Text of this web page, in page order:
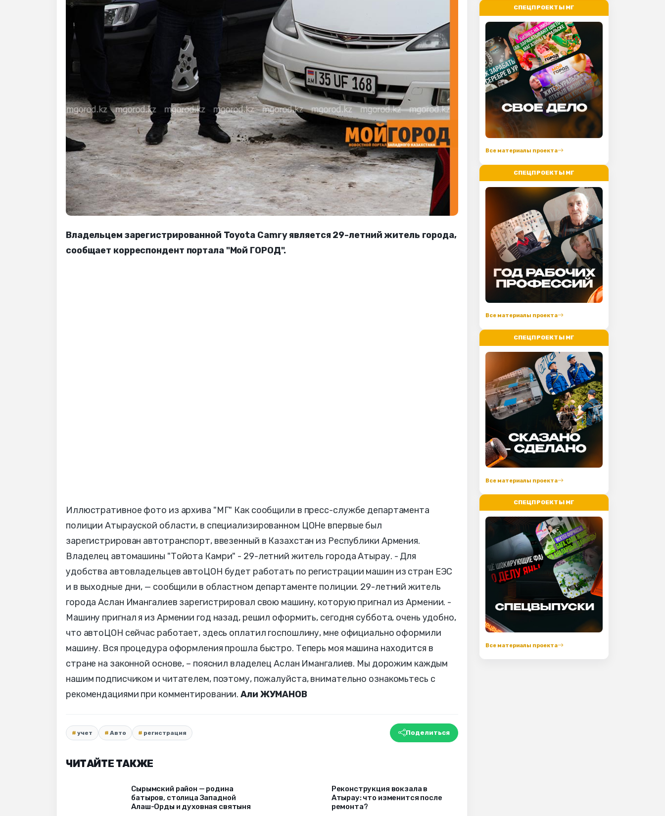
Владельцем зарегистрированной Toyota Camry является 29-летний житель города,
сообщает корреспондент портала "Мой ГОРОД".
Иллюстративное фото из архива "МГ" Как сообщили в пресс-службе департамента
полиции Атырауской области, в специализированном ЦОНе впервые был
зарегистрирован автотранспорт, ввезенный в Казахстан из Республики Армения.
Владелец автомашины "Тойота Камри" - 29-летний житель города Атырау. - Для
удобства автовладельцев автоЦОН будет работать по регистрации машин из стран ЕЭС
и в выходные дни, — сообщили в областном департаменте полиции. 29-летний житель
города Аслан Имангалиев зарегистрировал свою машину, которую пригнал из Армении. -
Машину пригнал я из Армении год назад, решил оформить, сегодня суббота, очень удобно,
что автоЦОН сейчас работает, здесь оплатил госпошлину, мне официально оформили
машину. Вся процедура оформления прошла быстро. Теперь моя машина находится в
стране на законной основе, – пояснил владелец Аслан Имангалиев. Мы дорожим каждым
нашим подписчиком и читателем, поэтому, пожалуйста, внимательно ознакомьтесь с
рекомендациями при комментировании.Али ЖУМАНОВ
учет Авто регистрация Поделиться
ЧИТАЙТЕ ТАКЖЕ
Сырымский район — родина
батыров, столица Западной
Алаш-Орды и духовная святыня
Реконструкция вокзала в
Атырау: что изменится после
ремонта?
СПЕЦПРОЕКТЫ МГ
Все материалы проекта
СПЕЦПРОЕКТЫ МГ
Все материалы проекта
СПЕЦПРОЕКТЫ МГ
Все материалы проекта
СПЕЦПРОЕКТЫ МГ
Все материалы проекта